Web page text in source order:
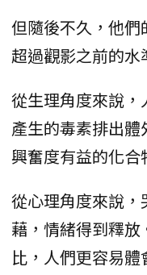
但隨後不久，他
超過觀影之前的水
從生理角度來說
產生的毒素排出
興奮度有益的化合
從心理角度來說
藉，情緒得到釋
比，人們更容易體